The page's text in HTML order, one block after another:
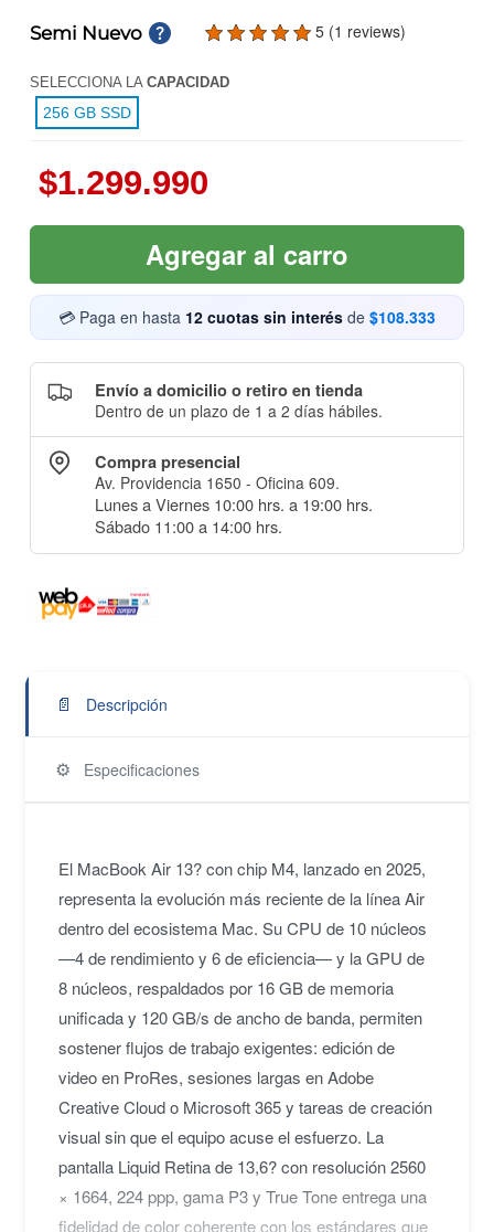
Semi Nuevo 5 (1 reviews)
SELECCIONA LA CAPACIDAD
256 GB SSD
$1.299.990
Agregar al carro
💳 Paga en hasta 12 cuotas sin interés de $108.333
Envío a domicilio o retiro en tienda
Dentro de un plazo de 1 a 2 días hábiles.
Compra presencial
Av. Providencia 1650 - Oficina 609.
Lunes a Viernes 10:00 hrs. a 19:00 hrs.
Sábado 11:00 a 14:00 hrs.
📄 Descripción
⚙️ Especificaciones
El MacBook Air 13? con chip M4, lanzado en 2025,
representa la evolución más reciente de la línea Air
dentro del ecosistema Mac. Su CPU de 10 núcleos
—4 de rendimiento y 6 de eficiencia— y la GPU de
8 núcleos, respaldados por 16 GB de memoria
unificada y 120 GB/s de ancho de banda, permiten
sostener flujos de trabajo exigentes: edición de
video en ProRes, sesiones largas en Adobe
Creative Cloud o Microsoft 365 y tareas de creación
visual sin que el equipo acuse el esfuerzo. La
pantalla Liquid Retina de 13,6? con resolución 2560
× 1664, 224 ppp, gama P3 y True Tone entrega una
fidelidad de color coherente con los estándares que